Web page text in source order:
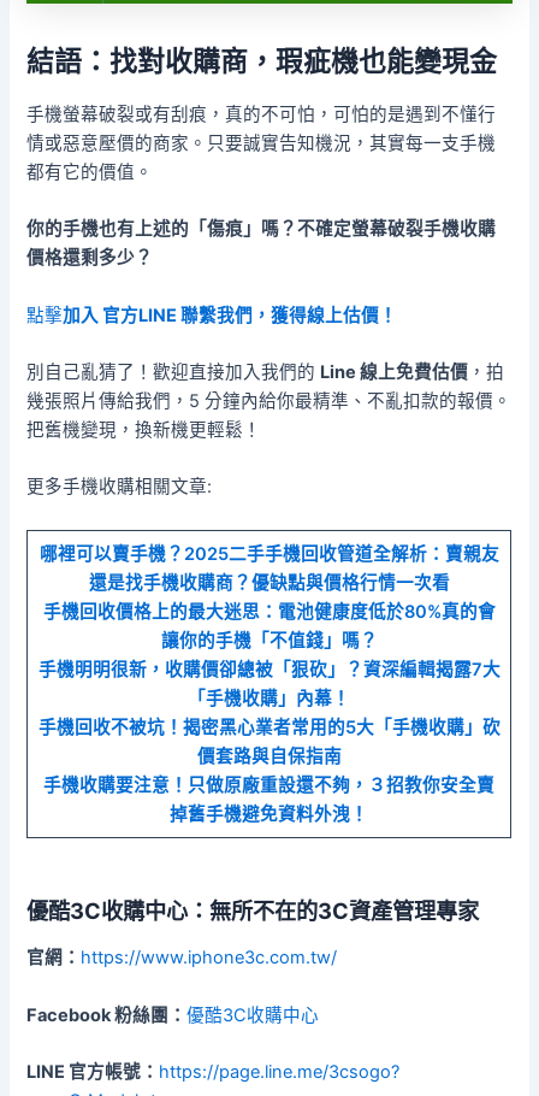
結語：找對收購商，瑕疵機也能變現金
手機螢幕破裂或有刮痕，真的不可怕，可怕的是遇到不懂行
情或惡意壓價的商家。只要誠實告知機況，其實每一支手機
都有它的價值。
你的手機也有上述的「傷痕」嗎？不確定螢幕破裂手機收購
價格還剩多少？
點擊加入 官方LINE 聯繫我們，獲得線上估價！
別自己亂猜了！歡迎直接加入我們的 Line 線上免費估價 ，拍
幾張照片傳給我們，5 分鐘內給你最精準、不亂扣款的報價。
把舊機變現，換新機更輕鬆！
更多手機收購相關文章:
哪裡可以賣手機？2025二手手機回收管道全解析：賣親友
還是找手機收購商？優缺點與價格行情一次看
手機回收價格上的最大迷思：電池健康度低於80%真的會
讓你的手機「不值錢」嗎？
手機明明很新，收購價卻總被「狠砍」？資深編輯揭露7大
「手機收購」內幕！
手機回收不被坑！揭密黑心業者常用的5大「手機收購」砍
價套路與自保指南
手機收購要注意！只做原廠重設還不夠，３招教你安全賣
掉舊手機避免資料外洩！
優酷3C收購中心：無所不在的3C資產管理專家
官網： https://www.iphone3c.com.tw/
Facebook 粉絲團：優酷3C收購中心
LINE 官方帳號： https://page.line.me/3csogo?